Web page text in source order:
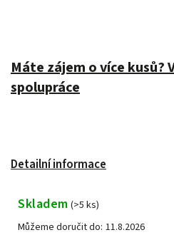
Máte zájem o více kusů?
spolupráce
Detailní informace
Skladem (>5 ks)
Můžeme doručit do: 11.8.2026